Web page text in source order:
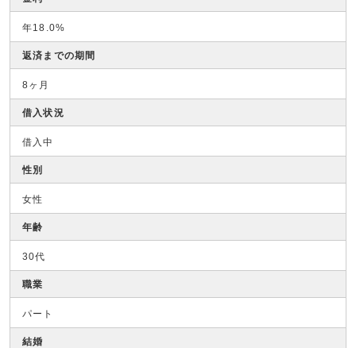
年18.0%
返済までの期間
8ヶ月
借入状況
借入中
性別
女性
年齢
30代
職業
パート
結婚